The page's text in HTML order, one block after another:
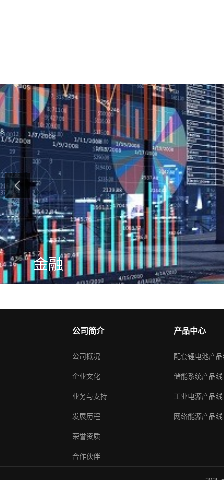
金融
公司简介
公司概况
企业文化
业务与支持
发展历程
荣誉资质
合作伙伴
产品中心
配套锂电池产
储能系统产品线
工业电源产品线
网络能源产品线